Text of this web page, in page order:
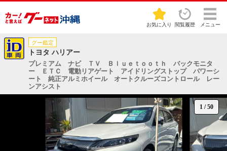
お気に入り 閲覧履歴 メニュー
グー鑑定
トヨタ ハリアー
プレミアム ナビ ＴＶ Ｂｌｕｅｔｏｏｔｈ バックモニタ
ー ＥＴＣ 電動リアゲート アイドリングストップ パワーシ
ート 純正アルミホイール オートクルーズコントロール レー
ンアシスト
1 /50